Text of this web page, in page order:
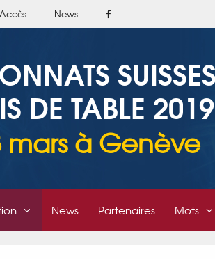
Accès News
DE TABLE 2019
mars à Genève
News Partenaires Mots